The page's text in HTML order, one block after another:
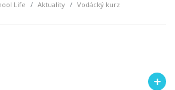
Life Aktuality Vodácký kurz